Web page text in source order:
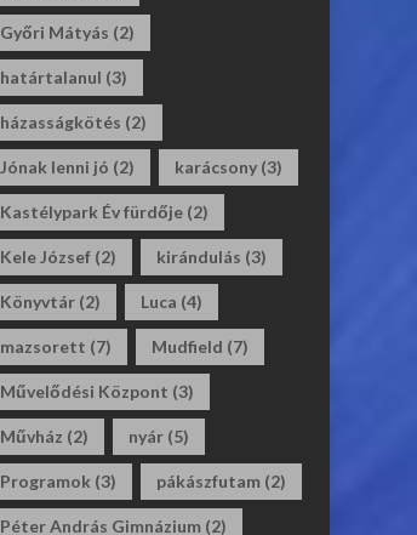
Győri Mátyás (2)
határtalanul (3)
házasságkötés (2)
Jónak lenni jó (2) karácsony (3)
Kastélypark Év fürdője (2)
Kele József (2) kirándulás (3)
Könyvtár (2) Luca (4)
mazsorett (7) Mudfield (7)
Művelődési Központ (3)
Művház (2) nyár (5)
Programok (3) pákászfutam (2)
Péter András Gimnázium (2)